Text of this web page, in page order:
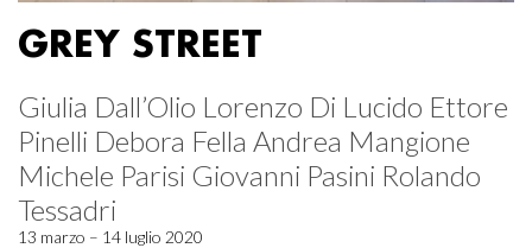
GREY STREET
Giulia Dall’Olio Lorenzo Di Lucido Ettore
Pinelli Debora Fella Andrea Mangione
Michele Parisi Giovanni Pasini Rolando
Tessadri
13 marzo – 14 luglio 2020